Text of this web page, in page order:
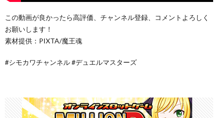
この動画が良かったら高評価、チャンネル登録、コメントよろしく
お願いします！
素材提供：PIXTA/魔王魂
#シモカワチャンネル #デュエルマスターズ